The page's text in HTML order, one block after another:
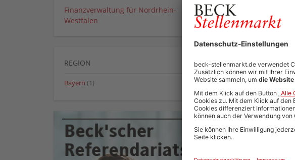
Finanzverwaltung für Nordrhein-
Westfalen
REGION
Bayern (1)